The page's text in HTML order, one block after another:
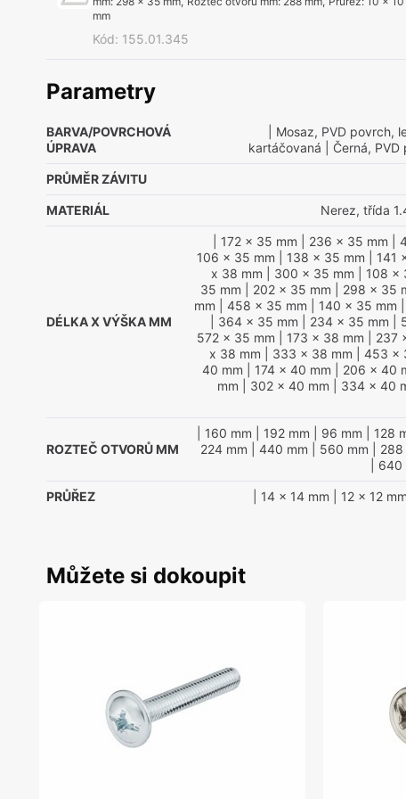
mm
Kód: 155.01.345
Parametry
BARVA/POVRCHOVÁ
ÚPRAVA
| Mosaz, PVD povrch,
kartáčovaná | Černá,
PRŮMĚR ZÁVITU
MATERIÁL Nerez, třída
DÉLKA X VÝŠKA MM
| 172 x 35 mm | 236 x 35 mm |
106 x 35 mm | 138 x 35 mm | 141
x 38 mm | 300 x 35 mm | 108 x
35 mm | 202 x 35 mm | 298 x 35
mm | 458 x 35 mm | 140 x 35 mm
| 364 x 35 mm | 234 x 35 mm |
572 x 35 mm | 173 x 38 mm | 237
x 38 mm | 333 x 38 mm | 453 x
40 mm | 174 x 40 mm | 206 x 40
mm | 302 x 40 mm | 334 x 40
ROZTEČ OTVORŮ MM
| 160 mm | 192 mm | 96 mm | 128
224 mm | 440 mm | 560 mm |
|
PRŮŘEZ | 14 x 14 mm | 12 x 12 mm
Můžete si dokoupit